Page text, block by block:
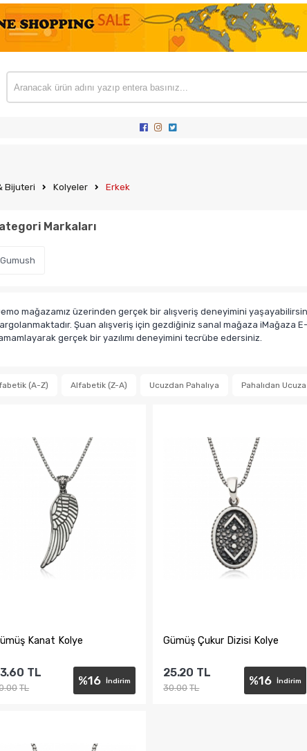
Bijuteri Kolyeler Erkek
Markaları
Gumush
mağazamız üzerinden gerçek bir alışveriş deneyimini
Şuan alışveriş için gezdiğiniz sanal mağaza iMağaza E-
gerçek bir yazılımı deneyimini tecrübe edersiniz.
(A-Z) Alfabetik (Z-A) Ucuzdan Pahalıya Pahalıdan Ucuza
Kanat Kolye
%16 İndirim
TL
TL
​Gümüş Çukur Dizisi Kolye
%16 İndirim
25.20 TL
30.00 TL